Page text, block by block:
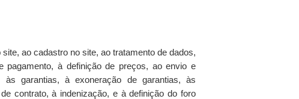
ao cadastro no site, ao tratamento de dados,
pagamento, à definição de preços, ao envio e
garantias, à exoneração de garantias, às
contrato, à indenização, e à definição do foro